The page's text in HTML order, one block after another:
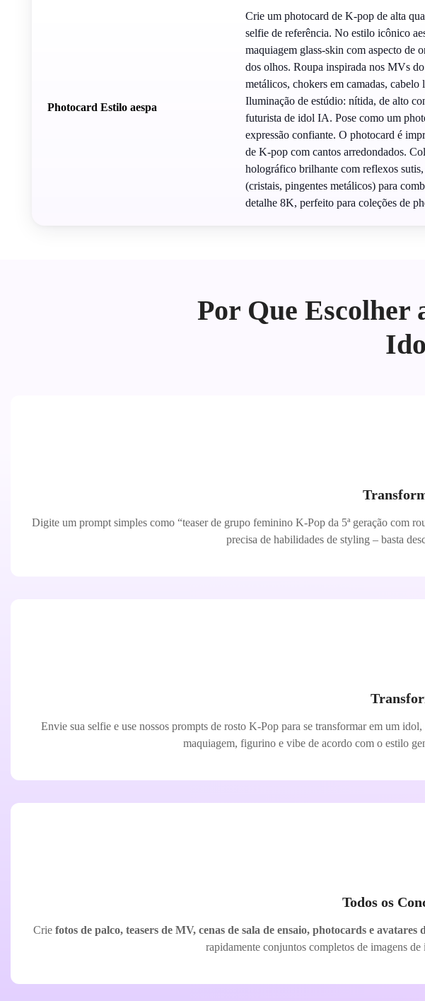
Photocard Estilo aespa
Crie um photocard de K-pop de alta
selfie de referência. No estilo icônico
maquiagem glass-skin com aspecto de
dos olhos. Roupa inspirada nos MVs
metálicos, chokers em camadas,
Iluminação de estúdio: nítida, de alto
futurista de idol IA. Pose como um
expressão confiante. O photocard é
de K-pop com cantos arredondados.
holográfico brilhante com reflexos
(cristais, pingentes metálicos) para
detalhe 8K, perfeito para coleções de
Por Que Escolher
Digite um prompt simples como “teaser de grupo feminino K-Pop da 5ª geração com
precisa de habilidades de styling – basta
Envie sua selfie e use nossos prompts de rosto K-Pop para se transformar em um
maquiagem, figurino e vibe de acordo com o estilo
Todos os
Crie fotos de palco, teasers de MV, cenas de sala de ensaio, photocards e avatares
rapidamente conjuntos completos de imagens